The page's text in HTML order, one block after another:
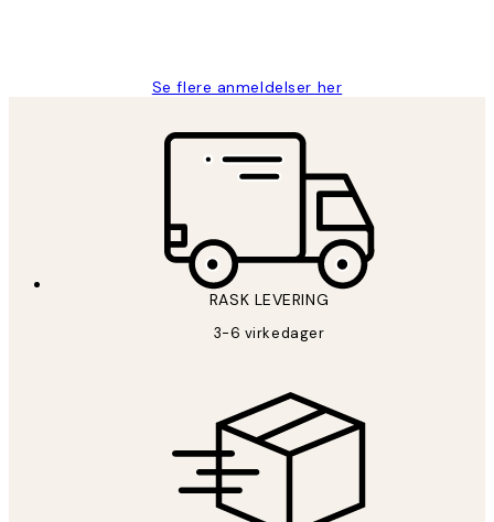
Se flere anmeldelser her
RASK LEVERING
3-6 virkedager